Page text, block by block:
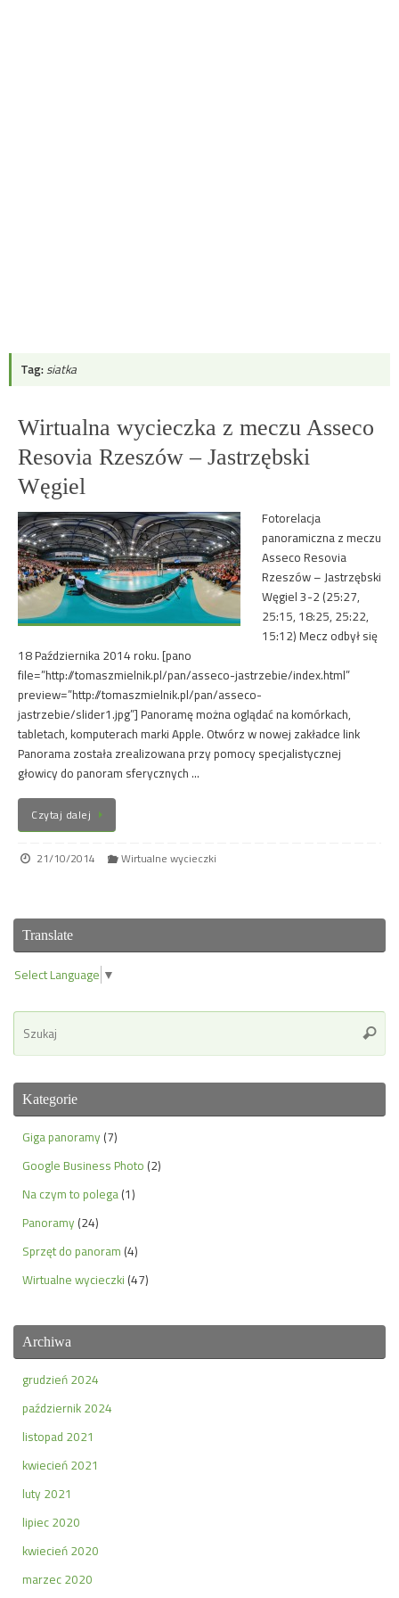
Tag:siatka
Wirtualna wycieczka z meczu Asseco
Resovia Rzeszów – Jastrzębski
Węgiel
Fotorelacja
panoramiczna z meczu
Asseco Resovia
Rzeszów – Jastrzębski
Węgiel 3-2 (25:27,
25:15, 18:25, 25:22,
15:12) Mecz odbył się
18 Października 2014 roku. [pano
file=”http://tomaszmielnik.pl/pan/asseco-jastrzebie/index.html”
preview=”http://tomaszmielnik.pl/pan/asseco-
jastrzebie/slider1.jpg”] Panoramę można oglądać na komórkach,
tabletach, komputerach marki Apple. Otwórz w nowej zakładce link
Panorama została zrealizowana przy pomocy specjalistycznej
głowicy do panoram sferycznych …
Czytaj dalej
21/10/2014 Wirtualne wycieczki
Translate
Select Language ▼
Kategorie
Giga panoramy (7)
Google Business Photo (2)
Na czym to polega (1)
Panoramy (24)
Sprzęt do panoram (4)
Wirtualne wycieczki (47)
Archiwa
grudzień 2024
październik 2024
listopad 2021
kwiecień 2021
luty 2021
lipiec 2020
kwiecień 2020
marzec 2020